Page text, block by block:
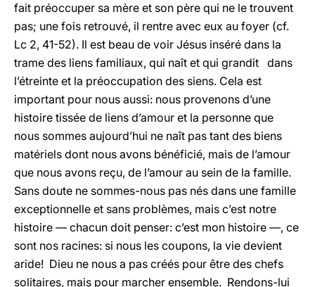
fait préoccuper sa mère et son père qui ne le trouvent
pas; une fois retrouvé, il rentre avec eux au foyer (cf.
Lc 2, 41-52). Il est beau de voir Jésus inséré dans la
trame des liens familiaux, qui naît et qui grandit dans
l’étreinte et la préoccupation des siens. Cela est
important pour nous aussi: nous provenons d’une
histoire tissée de liens d’amour et la personne que
nous sommes aujourd’hui ne naît pas tant des biens
matériels dont nous avons bénéficié, mais de l’amour
que nous avons reçu, de l’amour au sein de la famille.
Sans doute ne sommes-nous pas nés dans une famille
exceptionnelle et sans problèmes, mais c’est notre
histoire — chacun doit penser: c’est mon histoire —, ce
sont nos racines: si nous les coupons, la vie devient
aride! Dieu ne nous a pas créés pour être des chefs
solitaires, mais pour marcher ensemble. Rendons-lui